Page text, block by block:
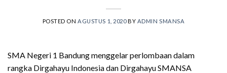
POSTED ON AGUSTUS 1, 2020BY ADMIN SMANSA
SMA Negeri 1 Bandung menggelar perlombaan dalam
rangka Dirgahayu Indonesia dan Dirgahayu SMANSA